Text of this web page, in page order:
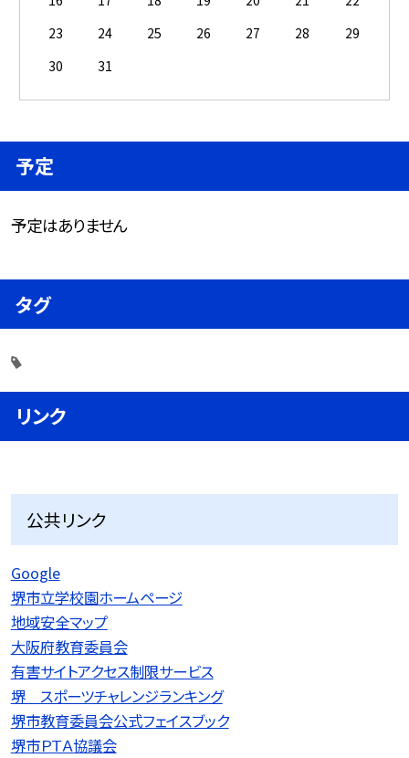
23
24 25 26 27 28
29
30
31
予定
予定はありません
タグ
リンク
公共リンク
Google
堺市立学校園ホームページ
地域安全マップ
大阪府教育委員会
有害サイトアクセス制限サービス
堺 スポーツチャレンジランキング
堺市教育委員会公式フェイスブック
堺市ＰＴＡ協議会